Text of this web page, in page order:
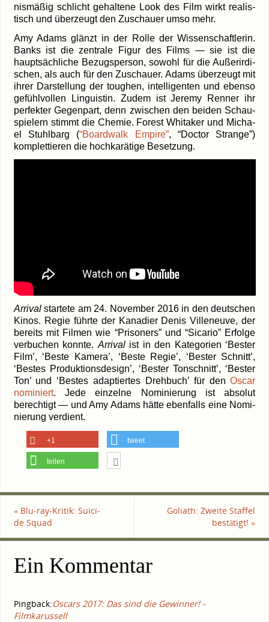
nis­mä­ßig schlicht gehal­te­ne Look des Film wirkt rea­lis­
tisch und über­zeugt den Zuschau­er umso mehr.
Amy Adams glänzt in der Rol­le der Wis­sen­schaft­le­rin.
Banks ist die zen­tra­le Figur des Films — sie ist die
haupt­säch­li­che Bezugs­per­son, sowohl für die Außer­ir­di­
schen, als auch für den Zuschau­er. Adams über­zeugt mit
ihrer Dar­stel­lung der toug­hen, intel­li­gen­ten und eben­so
gefühl­vol­len Lin­gu­is­tin. Zudem ist Jere­my Ren­ner ihr
per­fek­ter Gegen­part, denn zwi­schen den bei­den Schau­
spie­lern stimmt die Che­mie. Forest Whita­ker und Micha­
el Stuhl­barg (“Board­walk Empire”, “Doc­tor Stran­ge”)
kom­plet­tie­ren die hoch­ka­rä­ti­ge Besetzung.
Arri­valstar­te­te am 24. Novem­ber 2016 in den deut­schen
Kinos. Regie führ­te der Kana­di­er Denis Ville­neuve, der
bereits mit Fil­men wie “Pri­soners” und “Sica­rio” Erfol­ge
ver­bu­chen konn­te. Arri­valist in den Kate­go­rien ‘Bes­ter
Film’, ‘Bes­te Kame­ra’, ‘Bes­te Regie’, ‘Bes­ter Schnitt’,
‘Bes­tes Pro­duk­ti­ons­de­sign’, ‘Bes­ter Ton­schnitt’, ‘Bes­ter
Ton’ und ‘Bes­tes adap­tier­tes Dreh­buch’ für denOscar
nomi­niert. Jede ein­zel­ne Nomi­nie­rung ist abso­lut
berech­tigt — und Amy Adams hät­te eben­falls eine Nomi­
nie­rung verdient.
+1 tweet
teilen
«Blu-ray-Kritik: Sui­ci­
de Squad
Goli­ath: Zwei­te Staf­fel
bestätigt!»
Ein Kommentar
Pingback:Oscars 2017: Das sind die Gewinner! -
Filmkarussell